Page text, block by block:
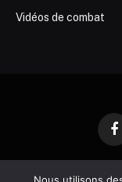
Vidéos de combat